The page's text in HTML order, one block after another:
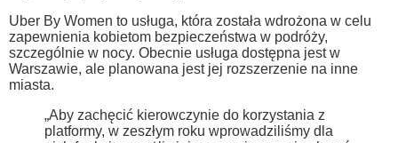
Uber By Women to usługa, która została wdrożona w celu
zapewnienia kobietom bezpieczeństwa w podróży,
szczególnie w nocy. Obecnie usługa dostępna jest w
Warszawie, ale planowana jest jej rozszerzenie na inne
miasta.
„Aby zachęcić kierowczynie do korzystania z
platformy, w zeszłym roku wprowadziliśmy dla